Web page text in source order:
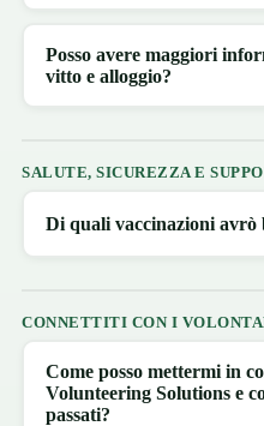
Posso avere maggiori
vitto e alloggio?
SALUTE, SICUREZZA E
Di quali vaccinazioni avrò
CONNETTITI CON I
Come posso mettermi in
Volunteering Solutions e
passati?